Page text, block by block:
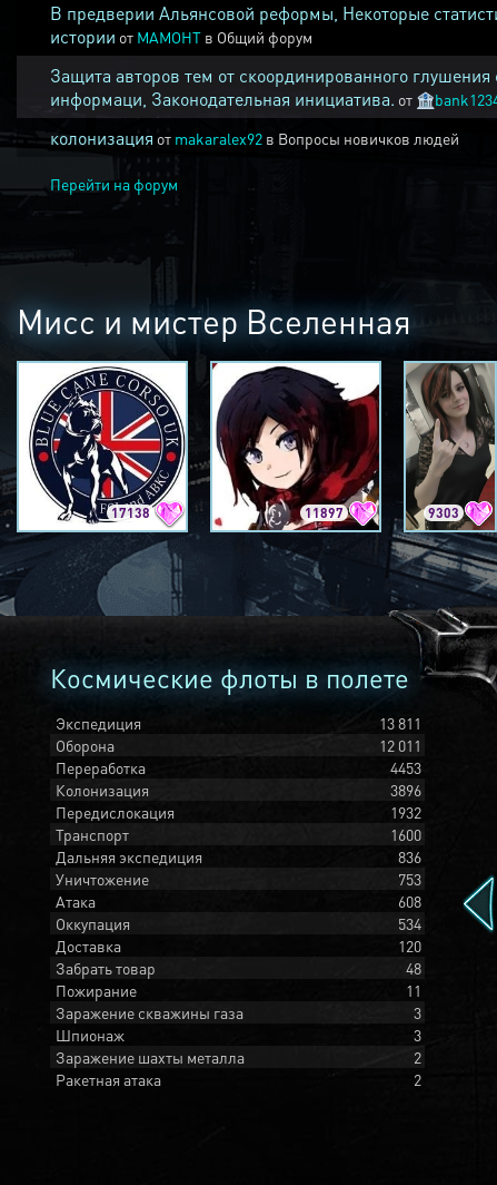
В предверии Альянсовой реформы, Некоторые
истории от MAMOHT в Общий форум
Защита авторов тем от скоординированного глушения
информаци, Законодательная инициатива. от 🏦
колонизация от makaralex92 в Вопросы новичков людей
Перейти на форум
Мисс и мистер Вселенная
17138 11897 9303
Космические флоты в полете
Экспедиция
13 811
Оборона
12 011
Переработка
4453
Колонизация
3896
Передислокация
1932
Транспорт
1600
Дальняя экспедиция
836
Уничтожение
753
Атака
608
Оккупация
534
Доставка
120
Забрать товар
48
Пожирание
11
Заражение скважины газа
3
Шпионаж
3
Заражение шахты металла
2
Ракетная атака
2